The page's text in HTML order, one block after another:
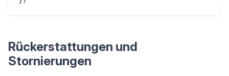
Rückerstattungen und
Stornierungen